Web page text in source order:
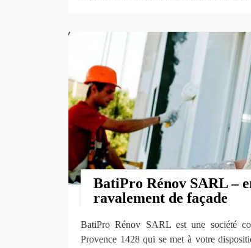
BatiPro Rénov SARL –
ravalement de façade
BatiPro Rénov SARL est une société
Provence 1428 qui se met à votre